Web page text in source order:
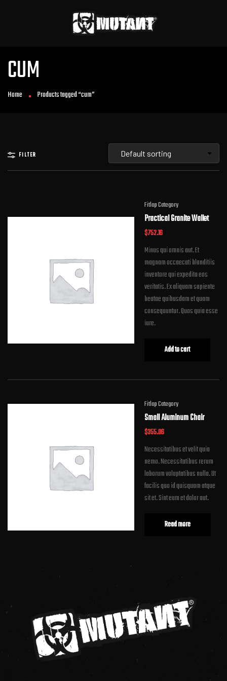
CUM
Home Products tagged “cum”
FILTER
Fitlap Category
Practical Granite Wallet
$752.16
Minus qui omnis aut. Et
magnam occaecati blanditiis
inventore qui expedita eos
veritatis. Ex aliquam sapiente
beatae quibusdam et quam
consequuntur. Quos quia esse
iure.
Add to cart
Fitlap Category
Small Aluminum Chair
$355.06
Necessitatibus et velit quia
nemo. Necessitatibus rerum
laborum voluptatibus nulla. Ut
facilis quo id quisquam atque
sit et. Sint eum et dolor aut.
Read more